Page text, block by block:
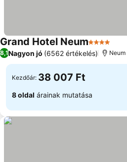
Grand Hotel Neum4 Kategória
8,1Nagyon jó (6562 értékelés) Neum
Kezdőár: 38 007 Ft
8 oldal árainak mutatása